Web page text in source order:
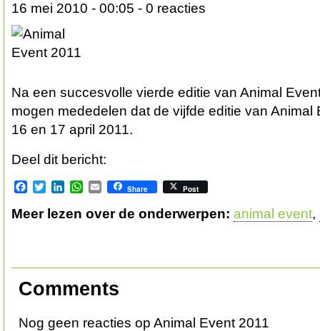
16 mei 2010 - 00:05 - 0 reacties
Na een succesvolle vierde editie van Animal
mogen mededelen dat de vijfde editie van Animal
16 en 17 april 2011.
Deel dit bericht:
Facebook
TwitterLinkedInWhatsApp
EmailShare Post
Meer lezen over de onderwerpen: animal event,
Comments
Nog geen reacties op Animal Event 2011